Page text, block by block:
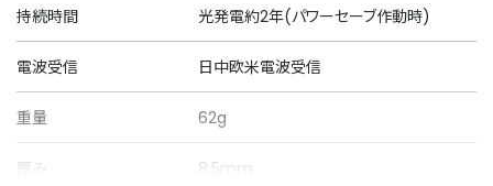
持続時間 光発電約2年(パワーセーブ作動時)
電波受信 日中欧米電波受信
重量 62g
厚み 8.5mm